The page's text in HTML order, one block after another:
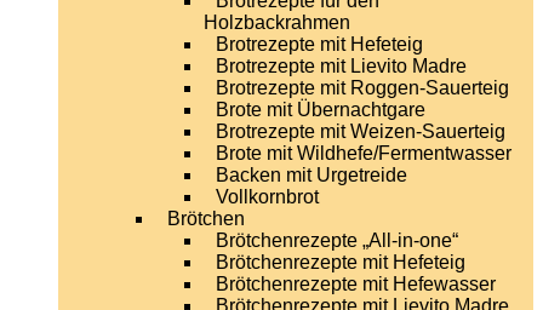
Holzbackrahmen
Brotrezepte mit Hefeteig
Brotrezepte mit Lievito Madre
Brotrezepte mit Roggen-Sauerteig
Brote mit Übernachtgare
Brotrezepte mit Weizen-Sauerteig
Brote mit Wildhefe/Fermentwasser
Backen mit Urgetreide
Vollkornbrot
Brötchen
Brötchenrezepte „All-in-one“
Brötchenrezepte mit Hefeteig
Brötchenrezepte mit Hefewasser
Brötchenrezepte mit Lievito Madre